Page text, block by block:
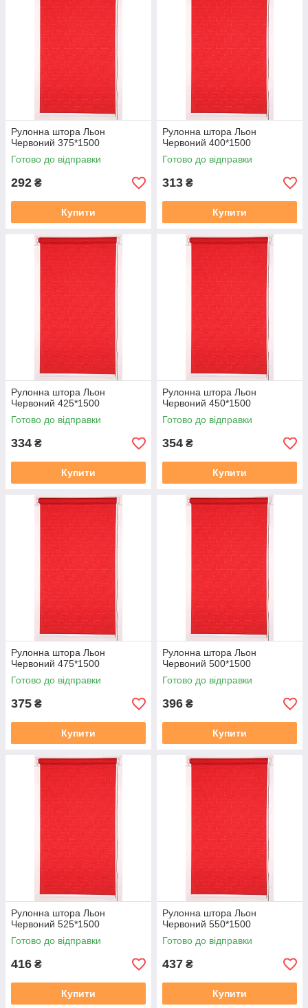
Рулонна штора Льон
Червоний 375*1500
Готово до відправки
292 ₴
Купити
Рулонна штора Льон
Червоний 400*1500
Готово до відправки
313 ₴
Купити
Рулонна штора Льон
Червоний 425*1500
Готово до відправки
334 ₴
Купити
Рулонна штора Льон
Червоний 450*1500
Готово до відправки
354 ₴
Купити
Рулонна штора Льон
Червоний 475*1500
Готово до відправки
375 ₴
Купити
Рулонна штора Льон
Червоний 500*1500
Готово до відправки
396 ₴
Купити
Рулонна штора Льон
Червоний 525*1500
Готово до відправки
416 ₴
Купити
Рулонна штора Льон
Червоний 550*1500
Готово до відправки
437 ₴
Купити